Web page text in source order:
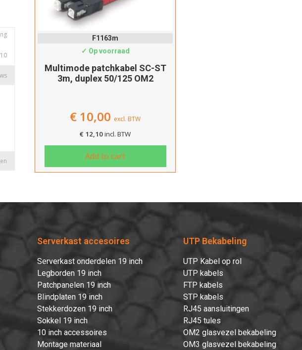
F1163m
✓ Op voorraad
Multimode patchkabel SC-ST
3m, duplex 50/125 OM2
€ 10,00 excl. BTW
€ 12,10incl. BTW
Add to cart
Serverkast accesoires
Serverkast onderdelen 19 inch
Legborden 19 inch
Patchpanelen 19 inch
Blindplaten 19 inch
Stekkerdozen 19 inch
Sokkel 19 inch
10 inch accessoires
Montage materiaal
UTP Bekabeling
UTP Kabel op rol
UTP kabels
FTP kabels
STP kabels
RJ45 aansluitingen
RJ45 tules
OM2 glasvezel bekabeling
OM3 glasvezel bekabeling
Hartelijk dank!
Dit product is succesvol toegevoegd aan uw winkelwagen!
Verder winkelen Afrekenen